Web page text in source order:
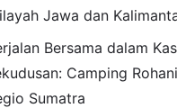
Jawa dan
Bersama dalam
Camping
Sumatra